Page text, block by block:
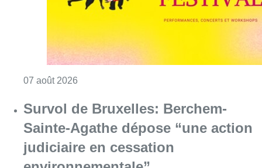
environnementale”